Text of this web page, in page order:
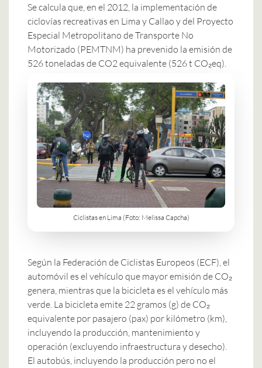
Se calcula que, en el 2012, la implementación de
ciclovías recreativas en Lima y Callao y del Proyecto
Especial Metropolitano de Transporte No
Motorizado (PEMTNM) ha prevenido la emisión de
526 toneladas de CO2 equivalente (526 t CO₂eq).
Ciclistas en Lima (Foto: Melissa Capcha)
Según la Federación de Ciclistas Europeos (ECF), el
automóvil es el vehículo que mayor emisión de CO₂
genera, mientras que la bicicleta es el vehículo más
verde. La bicicleta emite 22 gramos (g) de CO₂
equivalente por pasajero (pax) por kilómetro (km),
incluyendo la producción, mantenimiento y
operación (excluyendo infraestructura y desecho).
El autobús, incluyendo la producción pero no el